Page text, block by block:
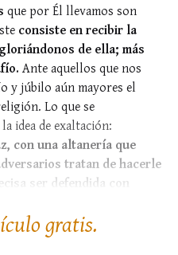
que por Él llevamos son
consiste en recibir la
de ella; más
Ante aquellos que nos
y júbilo aún mayores el
Lo que se
idea de exaltación:
con una altanería que
tratan de hacerle
ser defendida con
gratis.